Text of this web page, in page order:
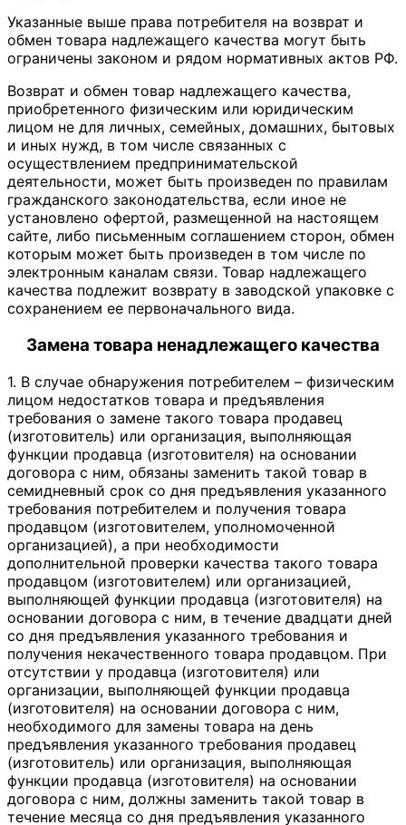
Указанные выше права потребителя на возврат и
обмен товара надлежащего качества могут быть
ограничены законом и рядом нормативных актов РФ.
Возврат и обмен товар надлежащего качества,
приобретенного физическим или юридическим
лицом не для личных, семейных, домашних, бытовых
и иных нужд, в том числе связанных с
осуществлением предпринимательской
деятельности, может быть произведен по правилам
гражданского законодательства, если иное не
установлено офертой, размещенной на настоящем
сайте, либо письменным соглашением сторон, обмен
которым может быть произведен в том числе по
электронным каналам связи. Товар надлежащего
качества подлежит возврату в заводской упаковке с
сохранением ее первоначального вида.
Замена товара ненадлежащего качества
1. В случае обнаружения потребителем – физическим
лицом недостатков товара и предъявления
требования о замене такого товара продавец
(изготовитель) или организация, выполняющая
функции продавца (изготовителя) на основании
договора с ним, обязаны заменить такой товар в
семидневный срок со дня предъявления указанного
требования потребителем и получения товара
продавцом (изготовителем, уполномоченной
организацией), а при необходимости
дополнительной проверки качества такого товара
продавцом (изготовителем) или организацией,
выполняющей функции продавца (изготовителя) на
основании договора с ним, в течение двадцати дней
со дня предъявления указанного требования и
получения некачественного товара продавцом. При
отсутствии у продавца (изготовителя) или
организации, выполняющей функции продавца
(изготовителя) на основании договора с ним,
необходимого для замены товара на день
предъявления указанного требования продавец
(изготовитель) или организация, выполняющая
функции продавца (изготовителя) на основании
договора с ним, должны заменить такой товар в
течение месяца со дня предъявления указанного